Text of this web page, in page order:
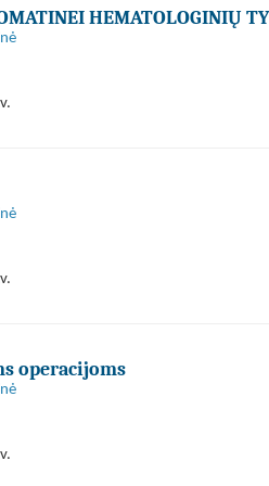
HEMATOLOGINIŲ
operacijoms